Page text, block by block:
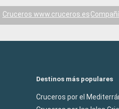
Cruceros www.cruceros.es
Destinos más populares
Cruceros por el